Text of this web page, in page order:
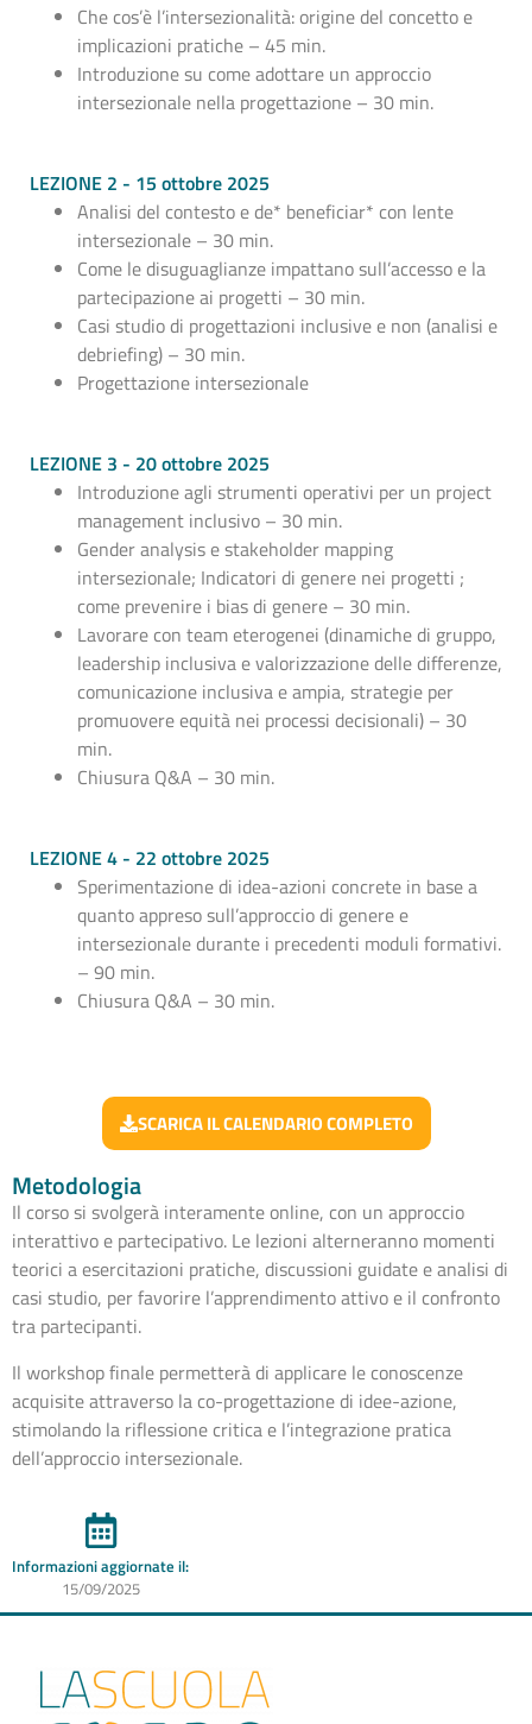
Che cos’è l’intersezionalità: origine del concetto e
implicazioni pratiche – 45 min.
Introduzione su come adottare un approccio
intersezionale nella progettazione – 30 min.
LEZIONE 2 - 15 ottobre 2025
Analisi del contesto e de* beneficiar* con lente
intersezionale – 30 min.
Come le disuguaglianze impattano sull’accesso e la
partecipazione ai progetti – 30 min.
Casi studio di progettazioni inclusive e non (analisi e
debriefing) – 30 min.
Progettazione intersezionale
LEZIONE 3 - 20 ottobre 2025
Introduzione agli strumenti operativi per un project
management inclusivo – 30 min.
Gender analysis e stakeholder mapping
intersezionale; Indicatori di genere nei progetti ;
come prevenire i bias di genere – 30 min.
Lavorare con team eterogenei (dinamiche di gruppo,
leadership inclusiva e valorizzazione delle differenze,
comunicazione inclusiva e ampia, strategie per
promuovere equità nei processi decisionali) – 30
min.
Chiusura Q&A – 30 min.
LEZIONE 4 - 22 ottobre 2025
Sperimentazione di idea-azioni concrete in base a
quanto appreso sull’approccio di genere e
intersezionale durante i precedenti moduli formativi.
– 90 min.
Chiusura Q&A – 30 min.
SCARICA IL CALENDARIO COMPLETO
Metodologia
Il corso si svolgerà interamente online, con un approccio
interattivo e partecipativo. Le lezioni alterneranno momenti
teorici a esercitazioni pratiche, discussioni guidate e analisi di
casi studio, per favorire l’apprendimento attivo e il confronto
tra partecipanti.
Il workshop finale permetterà di applicare le conoscenze
acquisite attraverso la co-progettazione di idee-azione,
stimolando la riflessione critica e l’integrazione pratica
dell’approccio intersezionale.
Informazioni aggiornate il:
15/09/2025